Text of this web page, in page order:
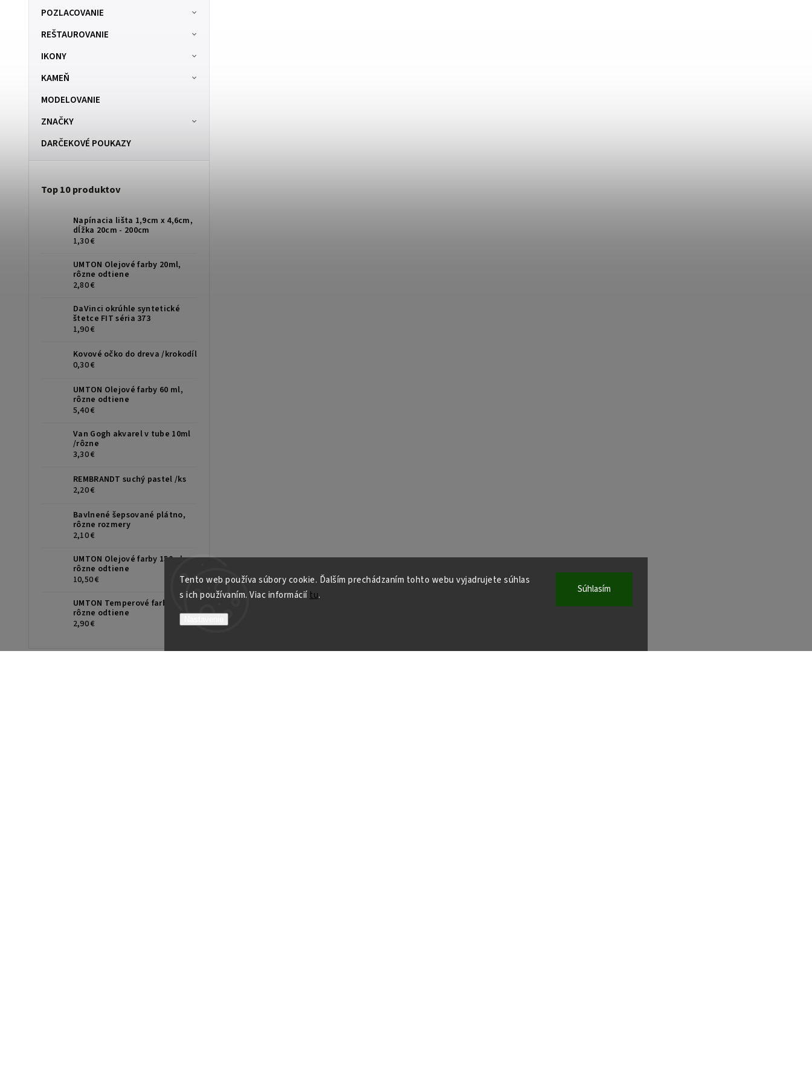
Tento web používa súbory cookie. Ďalším prechádzaním tohto webu vyjadrujete súhlas
s ich používaním. Viac informáciítu. Súhlasím
POZLACOVANIE
REŠTAUROVANIE
IKONY
KAMEŇ
MODELOVANIE
ZNAČKY
DARČEKOVÉ POUKAZY
Top 10 produktov
Napínacia lišta 1,9cm x 4,6cm,
dĺžka 20cm - 200cm
1,30 €
UMTON Olejové farby 20ml,
rôzne odtiene
2,80 €
DaVinci okrúhle syntetické
štetce FIT séria 373
1,90 €
Kovové očko do dreva /krokodíl
0,30 €
UMTON Olejové farby 60 ml,
rôzne odtiene
5,40 €
Van Gogh akvarel v tube 10ml
/rôzne
3,30 €
REMBRANDT suchý pastel /ks
2,20 €
Bavlnené šepsované plátno,
rôzne rozmery
2,10 €
UMTON Olejové farby 150ml,
rôzne odtiene
10,50 €
UMTON Temperové farby 35ml,
rôzne odtiene
2,90 €